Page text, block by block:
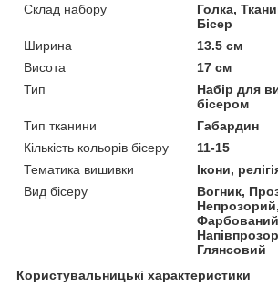
Склад набору
Голка,
Бісер
Ширина
13.5 см
Висота
17 см
Тип
Набір для
бісером
Тип тканини
Габардин
Кількість кольорів бісеру
11-15
Тематика вишивки
Ікони,
Вид бісеру
Вогник,
Глянсовий
Користувальницькі характеристики